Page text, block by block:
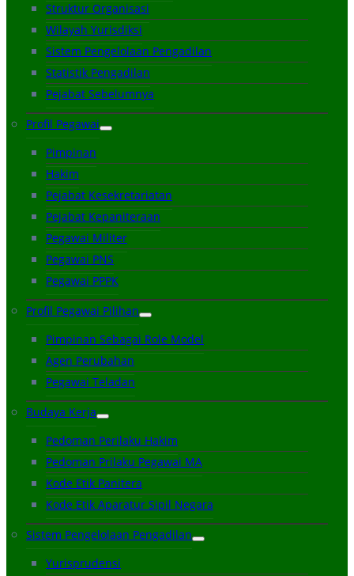
Struktur Organisasi
Wilayah Yurisdiksi
Sistem Pengelolaan Pengadilan
Statistik Pengadilan
Pejabat Sebelumnya
Profil Pegawai
Pimpinan
Hakim
Pejabat Kesekretariatan
Pejabat Kepaniteraan
Pegawai Militer
Pegawai PNS
Pegawai PPPK
Profil Pegawai Pilihan
Pimpinan Sebagai Role Model
Agen Perubahan
Pegawai Teladan
Budaya Kerja
Pedoman Perilaku Hakim
Pedoman Prilaku Pegawai MA
Kode Etik Panitera
Kode Etik Aparatur Sipil Negara
Sistem Pengelolaan Pengadilan
Yurisprudensi